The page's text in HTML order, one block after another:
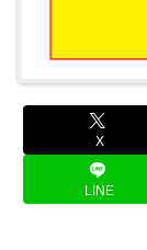
X
LINE